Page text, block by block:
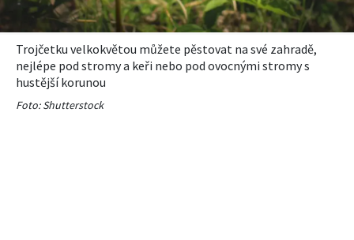
Trojčetku velkokvětou můžete pěstovat na své zahradě,
nejlépe pod stromy a keři nebo pod ovocnými stromy s
hustější korunou
Foto: Shutterstock